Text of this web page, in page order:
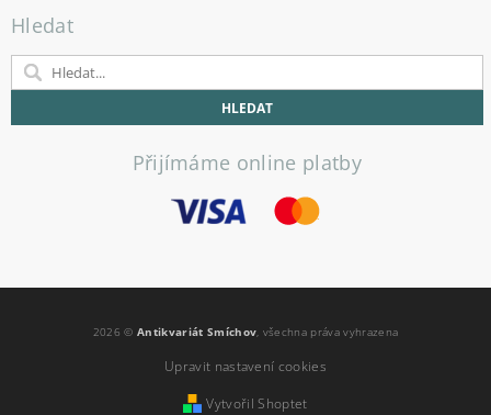
Hledat
Přijímáme online platby
2026 ©Antikvariát Smíchov, všechna práva vyhrazena
Upravit nastavení cookies
Vytvořil Shoptet